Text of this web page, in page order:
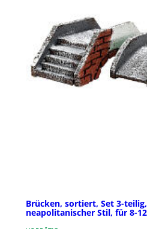
Brücken, sortiert, Set 3-
neapolitanischer Stil, für 8-